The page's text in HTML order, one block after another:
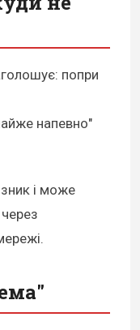
попри
напевно"
і може